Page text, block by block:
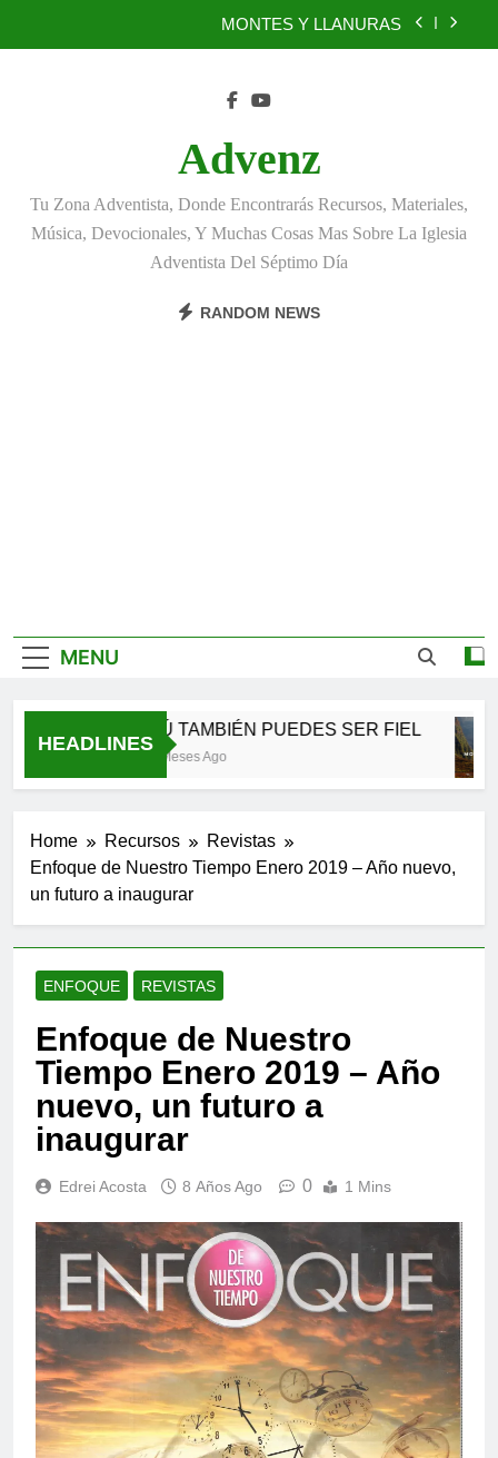
MONTES Y LLANURAS
TÚ TAMBIÉN PUEDES SER FIEL
BENEFICIOS DEL PERDÓN
EL REINO DE LOS CIELOS
Advenz
Tu Zona Adventista, Donde Encontrarás Recursos, Materiales,
Música, Devocionales, Y Muchas Cosas Mas Sobre La Iglesia
Adventista Del Séptimo Día
RANDOM NEWS
MENU
HEADLINES
TÚ TAMBIÉN PUEDES SER FIEL
3 Meses Ago
Home Recursos
Revistas
Enfoque de Nuestro Tiempo Enero 2019 – Año nuevo,
un futuro a inaugurar
ENFOQUE REVISTAS
Enfoque de Nuestro
Tiempo Enero 2019 – Año
nuevo, un futuro a
inaugurar
Edrei Acosta 8 Años Ago 0 1 Mins